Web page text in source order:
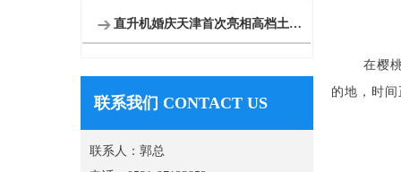
直升机婚庆天津首次亮相高档土豪空中婚礼最高达88.88万
联系我们 CONTACT US
联系人：郭总
在樱
的地，时